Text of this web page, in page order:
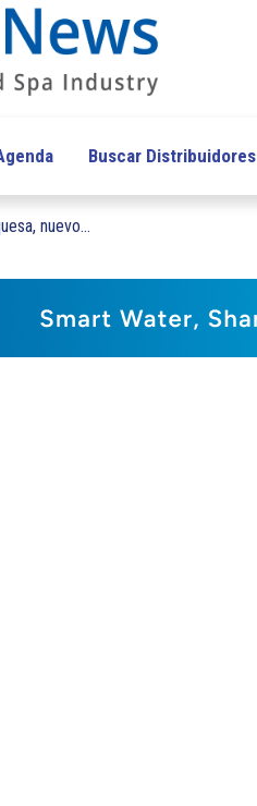
Buscar Distribuidores
nuevo...